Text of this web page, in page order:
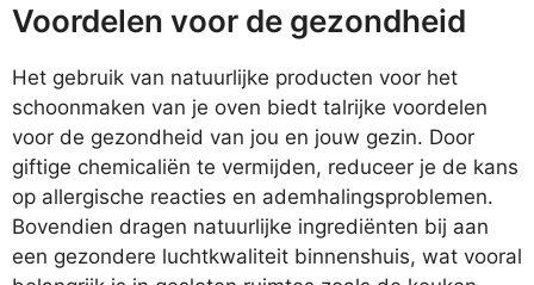
Voordelen voor de gezondheid
Het gebruik van natuurlijke producten voor het
schoonmaken van je oven biedt talrijke voordelen
voor de gezondheid van jou en jouw gezin. Door
giftige chemicaliën te vermijden, reduceer je de kans
op allergische reacties en ademhalingsproblemen.
Bovendien dragen natuurlijke ingrediënten bij aan
een gezondere luchtkwaliteit binnenshuis, wat vooral